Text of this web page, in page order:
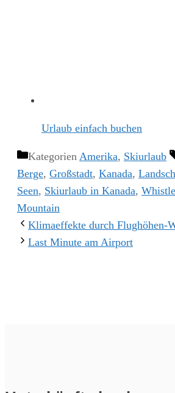
Urlaub einfach buchen
Kategorien Amerika, Skiurlaub
Berge, Großstadt, Kanada,
Seen, Skiurlaub in Kanada,
Mountain
Klimaeffekte durch Flughöhen-
Last Minute am Airport